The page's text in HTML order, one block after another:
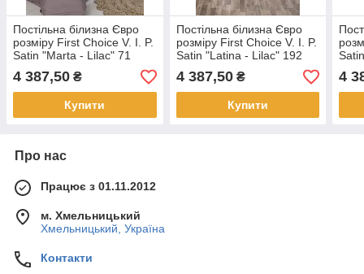
Постільна білизна Євро
розміру First Choice V. I. P.
Satin "Marta - Lilac" 71
4 387,50 ₴
Купити
Постільна білизна Євро
розміру First Choice V. I. P.
Satin "Latina - Lilac" 192
4 387,50₴
Купити
4
Про нас
Працює з 01.11.2012
м. Хмельницький
Хмельницький, Україна
Контакти